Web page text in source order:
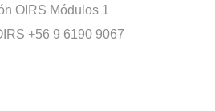
OIRS Módulos 1
+56 9 6190 9067